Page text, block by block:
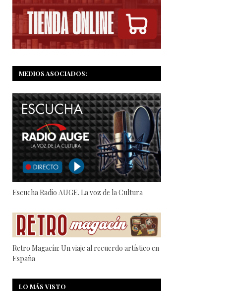
MEDIOS ASOCIADOS:
Escucha Radio AUGE. La voz de la Cultura
Retro Magacín: Un viaje al recuerdo artístico en
España
LO MÁS VISTO